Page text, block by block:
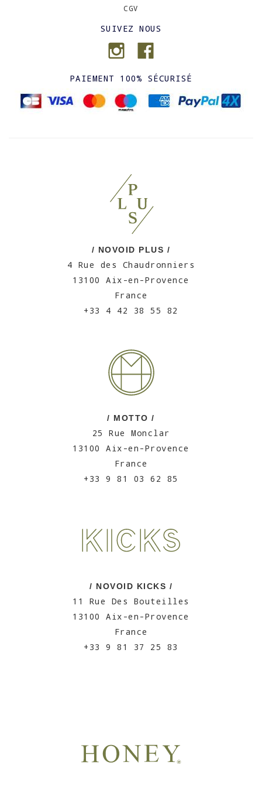
CGV
SUIVEZ NOUS
PAIEMENT 100% SÉCURISÉ
/ NOVOID PLUS /
4 Rue des Chaudronniers
13100 Aix-en-Provence
France
+33 4 42 38 55 82
/ MOTTO /
25 Rue Monclar
13100 Aix-en-Provence
France
+33 9 81 03 62 85
/ NOVOID KICKS /
11 Rue Des Bouteilles
13100 Aix-en-Provence
France
+33 9 81 37 25 83